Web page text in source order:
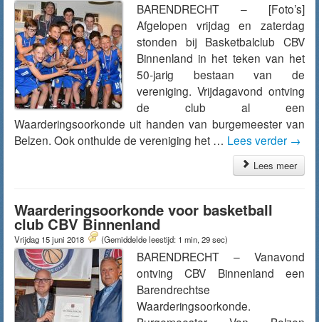
BARENDRECHT – [Foto’s]
Afgelopen vrijdag en zaterdag
stonden bij Basketbalclub CBV
Binnenland in het teken van het
50-jarig bestaan van de
vereniging. Vrijdagavond ontving
de club al een
Waarderingsoorkonde uit handen van burgemeester van
Belzen. Ook onthulde de vereniging het … Lees verder →
Lees meer
Waarderingsoorkonde voor basketball
club CBV Binnenland
Vrijdag 15 juni 2018 (Gemiddelde leestijd: 1 min, 29 sec)
BARENDRECHT – Vanavond
ontving CBV Binnenland een
Barendrechtse
Waarderingsoorkonde.